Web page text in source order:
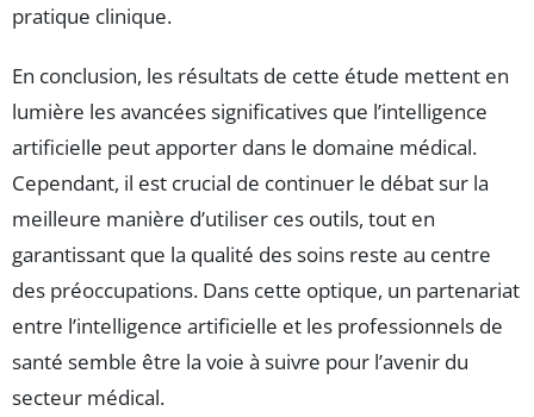
pratique clinique.
En conclusion, les résultats de cette étude mettent en
lumière les avancées significatives que l’intelligence
artificielle peut apporter dans le domaine médical.
Cependant, il est crucial de continuer le débat sur la
meilleure manière d’utiliser ces outils, tout en
garantissant que la qualité des soins reste au centre
des préoccupations. Dans cette optique, un partenariat
entre l’intelligence artificielle et les professionnels de
santé semble être la voie à suivre pour l’avenir du
secteur médical.